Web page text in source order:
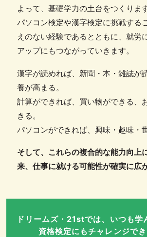
よって、基礎学力の土台をつくります
パソコン検定や漢字検定に挑戦する
えのない経験であるとともに、就労
アップにもつながっていきます。
漢字が読めれば、新聞・本・雑誌が
養が高まる。
計算ができれば、買い物ができる、
きる。
パソコンができれば、興味・趣味・
そして、これらの複合的な能力向上
来、仕事に就ける可能性が確実に広
ドリームズ・21stでは、いつも学
資格検定にもチャレンジでき